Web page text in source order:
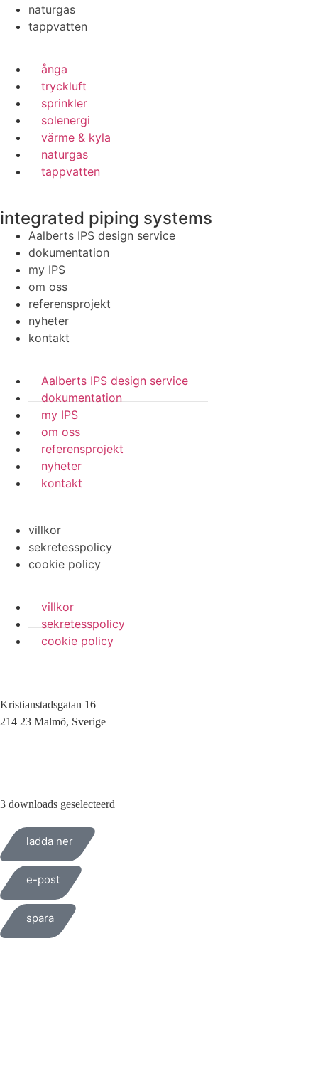
naturgas
tappvatten
ånga
tryckluft
sprinkler
solenergi
värme & kyla
naturgas
tappvatten
integrated piping systems
Aalberts IPS design service
dokumentation
my IPS
om oss
referensprojekt
nyheter
kontakt
Aalberts IPS design service
dokumentation
my IPS
om oss
referensprojekt
nyheter
kontakt
villkor
sekretesspolicy
cookie policy
villkor
sekretesspolicy
cookie policy
Kristianstadsgatan 16
214 23 Malmö, Sverige
3 downloads geselecteerd
ladda ner
e-post
spara